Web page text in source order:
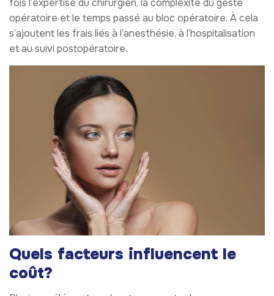
opératoire et le temps passé au bloc opératoire. À cela
s’ajoutent les frais liés à l’anesthésie, à l’hospitalisation
et au suivi postopératoire.
Quels facteurs influencent le
coût?